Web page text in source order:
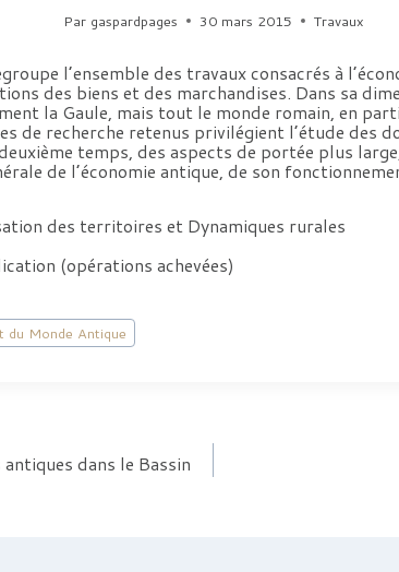
Par gaspardpages 30 mars 2015 Travaux
l’ensemble des travaux consacrés à
des biens et des marchandises. Dans sa
la Gaule, mais tout le monde romain, en
de recherche retenus privilégient l’étude des
temps, des aspects de portée plus
de l’économie antique, de son
des territoires et Dynamiques rurales
(opérations achevées)
du Monde Antique
dans le Bassin